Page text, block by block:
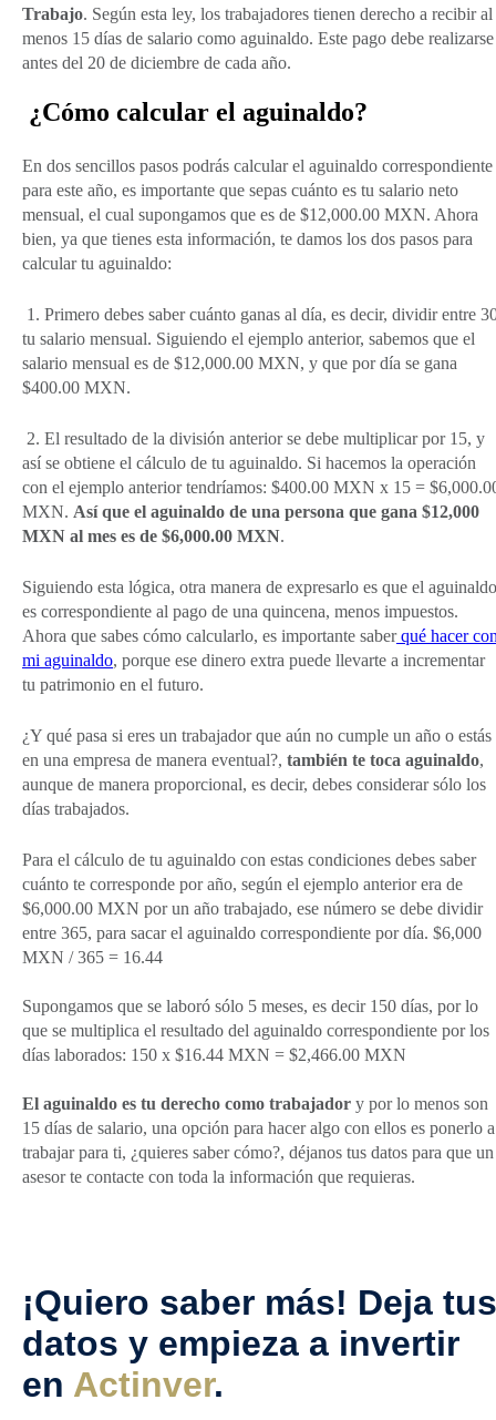
Trabajo. Según esta ley, los trabajadores tienen derecho a recibir al
menos 15 días de salario como aguinaldo. Este pago debe realizarse
antes del 20 de diciembre de cada año.
¿Cómo calcular el aguinaldo?
En dos sencillos pasos podrás calcular el aguinaldo correspondiente
para este año, es importante que sepas cuánto es tu salario neto
mensual, el cual supongamos que es de $12,000.00 MXN. Ahora
bien, ya que tienes esta información, te damos los dos pasos para
calcular tu aguinaldo:
1. Primero debes saber cuánto ganas al día, es decir, dividir entre
tu salario mensual. Siguiendo el ejemplo anterior, sabemos que el
salario mensual es de $12,000.00 MXN, y que por día se gana
$400.00 MXN.
2. El resultado de la división anterior se debe multiplicar por 15, y
así se obtiene el cálculo de tu aguinaldo. Si hacemos la operación
con el ejemplo anterior tendríamos: $400.00 MXN x 15 =
MXN. Así que el aguinaldo de una persona que gana $12,000
MXN al mes es de $6,000.00 MXN.
Siguiendo esta lógica, otra manera de expresarlo es que el aguinaldo
es correspondiente al pago de una quincena, menos impuestos.
Ahora que sabes cómo calcularlo, es importante saberqué hacer
mi aguinaldo, porque ese dinero extra puede llevarte a incrementar
tu patrimonio en el futuro.
¿Y qué pasa si eres un trabajador que aún no cumple un año o estás
en una empresa de manera eventual?, también te toca aguinaldo,
aunque de manera proporcional, es decir, debes considerar sólo los
días trabajados.
Para el cálculo de tu aguinaldo con estas condiciones debes saber
cuánto te corresponde por año, según el ejemplo anterior era de
$6,000.00 MXN por un año trabajado, ese número se debe dividir
entre 365, para sacar el aguinaldo correspondiente por día. $6,000
MXN / 365 = 16.44
Supongamos que se laboró sólo 5 meses, es decir 150 días, por lo
que se multiplica el resultado del aguinaldo correspondiente por los
días laborados: 150 x $16.44 MXN = $2,466.00 MXN
El aguinaldo es tu derecho como trabajador y por lo menos son
15 días de salario, una opción para hacer algo con ellos es ponerlo a
trabajar para ti, ¿quieres saber cómo?, déjanos tus datos para que un
asesor te contacte con toda la información que requieras.
¡Quiero saber más! Deja tus
datos y empieza a invertir
en Actinver.